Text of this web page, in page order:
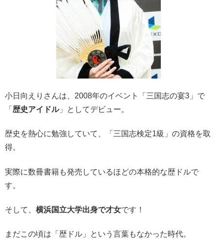
小日向えりさんは、2008年のイベント「三国志の宴3」で
「 歴史アイドル」としてデビュー。
歴史を熱心に勉強していて、「三国志検定1級」の資格を取
得。
実際に数冊書籍も発売しているほどの本格的な歴ドルで
す。
そして、 横浜国立大学出身で才女です！
まだこの頃は「歴ドル」という言葉もなかった時代。